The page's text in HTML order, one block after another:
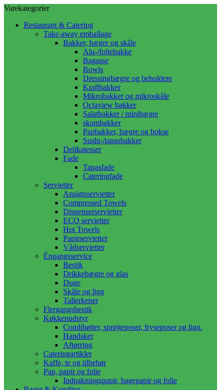
Varekategorier
Restaurant & Catering
Take-away emballage
Bakker, bægre og skåle
Alu-/foliebakke
Bagasse
Bowls
Dressingbægre og beholdere
Kraftbakker
Mikrobakker og mikroskåle
Octaview bakker
Salatbakker / minibægre
skumbakker
Papbakker, bægre og bokse
Sushi-/tapasbakker
Delikatesser
Fade
Tapasfade
Cateringfade
Servietter
Ansigtsservietter
Compressed Towels
Dispenserservietter
ECO servietter
Hot Towels
Papirservietter
Vådservietter
Éngangsservice
Bestik
Drikkebægre og glas
Duge
Skåle og lign
Tallerkener
Flergangsbestik
Køkkenudstyr
Condibøtter, sprøjteposer, fryseposer og lign.
Handsker
Aftørring
Cateringartikler
Kaffe, te og tilbehør
Pap, papir og folie
Indpakningspapir, bagepapir og folie